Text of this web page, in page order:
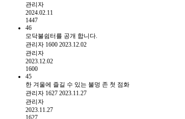
관리자
2024.02.11
1447
46
모닥불쉼터를 공개 합니다.
관리자 1600 2023.12.02
관리자
2023.12.02
1600
45
한 겨울에 즐길 수 있는 불멍 존 첫 점화
관리자 1627 2023.11.27
관리자
2023.11.27
1627